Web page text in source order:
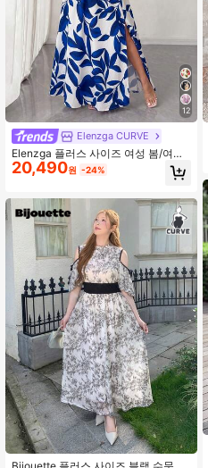
12
Elenzga CURVE
Elenzga 플러스 사이즈 여성 봄/여름
신상 플로럴 프린트 드레스, 오프 숄더
러플 로맨틱 섹시 허리 플리츠 맥시 드
외출, 음악 축제 및 로맨틱한 행사에
적합
20,490원 -24%